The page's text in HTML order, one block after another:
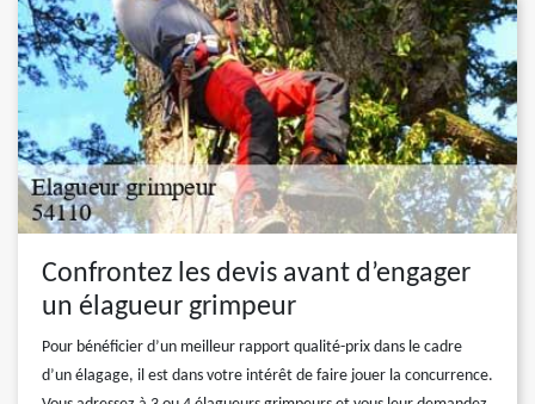
Confrontez les devis avant d’engager
un élagueur grimpeur
Pour bénéficier d’un meilleur rapport qualité-prix dans le cadre
d’un élagage, il est dans votre intérêt de faire jouer la concurrence.